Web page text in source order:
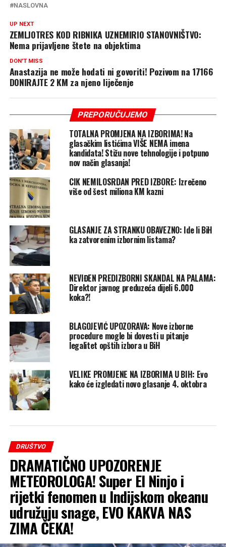
NASLOVNA
UP NEXT
ZEMLJOTRES KOD RIBNIKA UZNEMIRIO STANOVNIŠTVO:
Nema prijavljene štete na objektima
DON'T MISS
Anastazija ne može hodati ni govoriti! Pozivom na 17166
DONIRAJTE 2 KM za njeno liječenje
PREPORUČUJEMO
TOTALNA PROMJENA NA IZBORIMA! Na
glasačkim listićima VIŠE NEMA imena
kandidata! Stižu nove tehnologije i potpuno
nov način glasanja!
CIK NEMILOSRDAN PRED IZBORE: Izrečeno
više od šest miliona KM kazni
GLASANJE ZA STRANKU OBAVEZNO: Ide li BiH
ka zatvorenim izbornim listama?
NEVIĐEN PREDIZBORNI SKANDAL NA PALAMA:
Direktor javnog preduzeća dijeli 6.000
koka?!
BLAGOJEVIĆ UPOZORAVA: Nove izborne
procedure mogle bi dovesti u pitanje
legalitet opštih izbora u BiH
VELIKE PROMJENE NA IZBORIMA U BIH: Evo
kako će izgledati novo glasanje 4. oktobra
DRUŠTVO
DRAMATIČNO UPOZORENJE
METEOROLOGA! Super El Ninjo i
rijetki fenomen u Indijskom okeanu
udružuju snage, EVO KAKVA NAS
ZIMA ČEKA!